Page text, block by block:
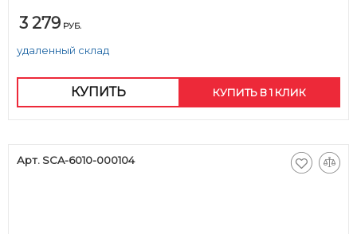
3 279 РУБ.
удаленный склад
КУПИТЬ КУПИТЬ В 1 КЛИК
Арт. SCA-6010-000104